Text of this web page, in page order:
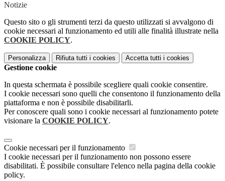
Notizie
Questo sito o gli strumenti terzi da questo utilizzati si avvalgono di
cookie necessari al funzionamento ed utili alle finalità illustrate nella
COOKIE POLICY.
Personalizza Rifiuta tutti i cookies Accetta tutti i cookies
Gestione cookie
In questa schermata è possibile scegliere quali cookie consentire.
I cookie necessari sono quelli che consentono il funzionamento della
piattaforma e non è possibile disabilitarli.
Per conoscere quali sono i cookie necessari al funzionamento potete
visionare la COOKIE POLICY.
Cookie necessari per il funzionamento
I cookie necessari per il funzionamento non possono essere
disabilitati. È possibile consultare l'elenco nella pagina della cookie
policy.